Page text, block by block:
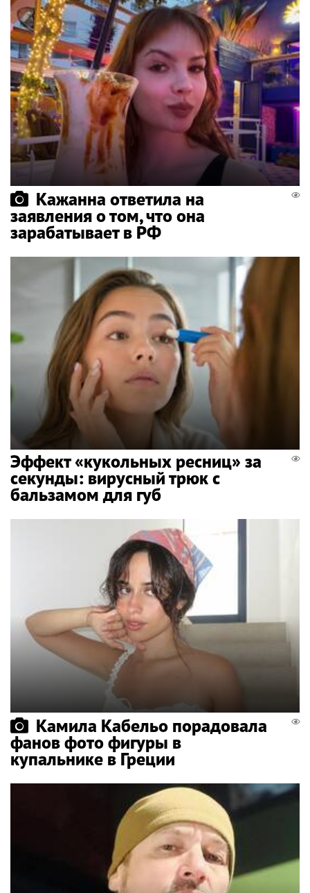
Кажанна ответила на
заявления о том, что она
зарабатывает в РФ
Эффект «кукольных ресниц» за
секунды: вирусный трюк с
бальзамом для губ
Камила Кабельо порадовала
фанов фото фигуры в
купальнике в Греции